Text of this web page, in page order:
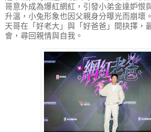
哥意外成為爆紅網紅，引發小弟金達妒恨
升溫，小兔形象也因父親身分曝光而崩壞
天哥在「好老大」與「好爸爸」間抉擇，
會，尋回親情與自我。